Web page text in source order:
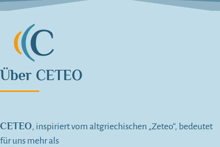
Über CETEO
CETEO, inspiriert vom altgriechischen „Zeteo“, bedeutet
für uns mehr als